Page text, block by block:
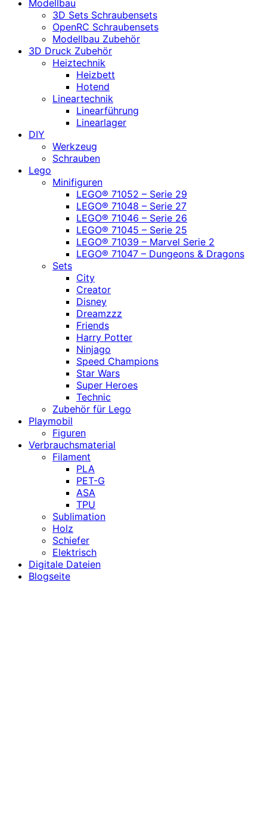
Modellbau
3D Sets Schraubensets
OpenRC Schraubensets
Modellbau Zubehör
3D Druck Zubehör
Heiztechnik
Heizbett
Hotend
Lineartechnik
Linearführung
Linearlager
DIY
Werkzeug
Schrauben
Lego
Minifiguren
LEGO® 71052 – Serie 29
LEGO® 71048 – Serie 27
LEGO® 71046 – Serie 26
LEGO® 71045 – Serie 25
LEGO® 71039 – Marvel Serie 2
LEGO® 71047 – Dungeons & Dragons
Sets
City
Creator
Disney
Dreamzzz
Friends
Harry Potter
Ninjago
Speed Champions
Star Wars
Super Heroes
Technic
Zubehör für Lego
Playmobil
Figuren
Verbrauchsmaterial
Filament
PLA
PET-G
ASA
TPU
Sublimation
Holz
Schiefer
Elektrisch
Digitale Dateien
Blogseite